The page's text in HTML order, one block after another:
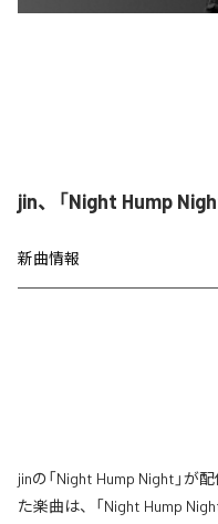
jin、「Night Hump
新曲情報
jinの「Night Hump Night」が
た楽曲は、「Night Hump